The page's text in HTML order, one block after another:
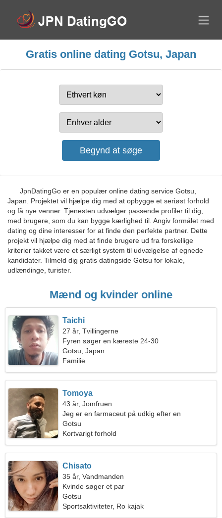
Gratis online dating Gotsu, Japan
JpnDatingGo er en populær online dating service Gotsu,
Japan. Projektet vil hjælpe dig med at opbygge et seriøst forhold
og få nye venner. Tjenesten udvælger passende profiler til dig,
med brugere, som du kan bygge kærlighed til. Angiv formålet med
dating og dine interesser for at finde den perfekte partner. Dette
projekt vil hjælpe dig med at finde brugere ud fra forskellige
kriterier takket være et særligt system til udvælgelse af egnede
kandidater. Tilmeld dig gratis datingside Gotsu for lokale,
udlændinge, turister.
Mænd og kvinder online
Taichi
27 år, Tvillingerne
Fyren søger en kæreste 24-30
Gotsu, Japan
Familie
Tomoya
43 år, Jomfruen
Jeg er en farmaceut på udkig efter en
drømmende kvinde
Gotsu
Kortvarigt forhold
Chisato
35 år, Vandmanden
Kvinde søger et par
Gotsu
Sportsaktiviteter, Ro kajak